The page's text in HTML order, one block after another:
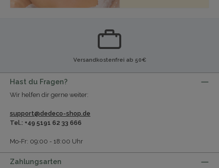
Versandkostenfrei ab 50€
Hast du Fragen?
Wir helfen dir gerne weiter:
support@dedeco-shop.de
Tel.: +49 5191 62 33 666
Mo-Fr: 09:00 - 18:00 Uhr
Zahlungsarten